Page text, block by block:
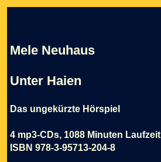
Mele Neuhaus
Unter Haien
Das ungekürzte Hörspiel
4 mp3-CDs, 1088 Minuten Laufzeit
ISBN 978-3-95713-204-8